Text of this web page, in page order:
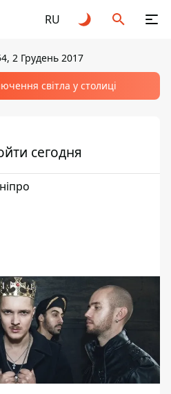
RU
2 Грудень 2017
світла у столиці
сегодня